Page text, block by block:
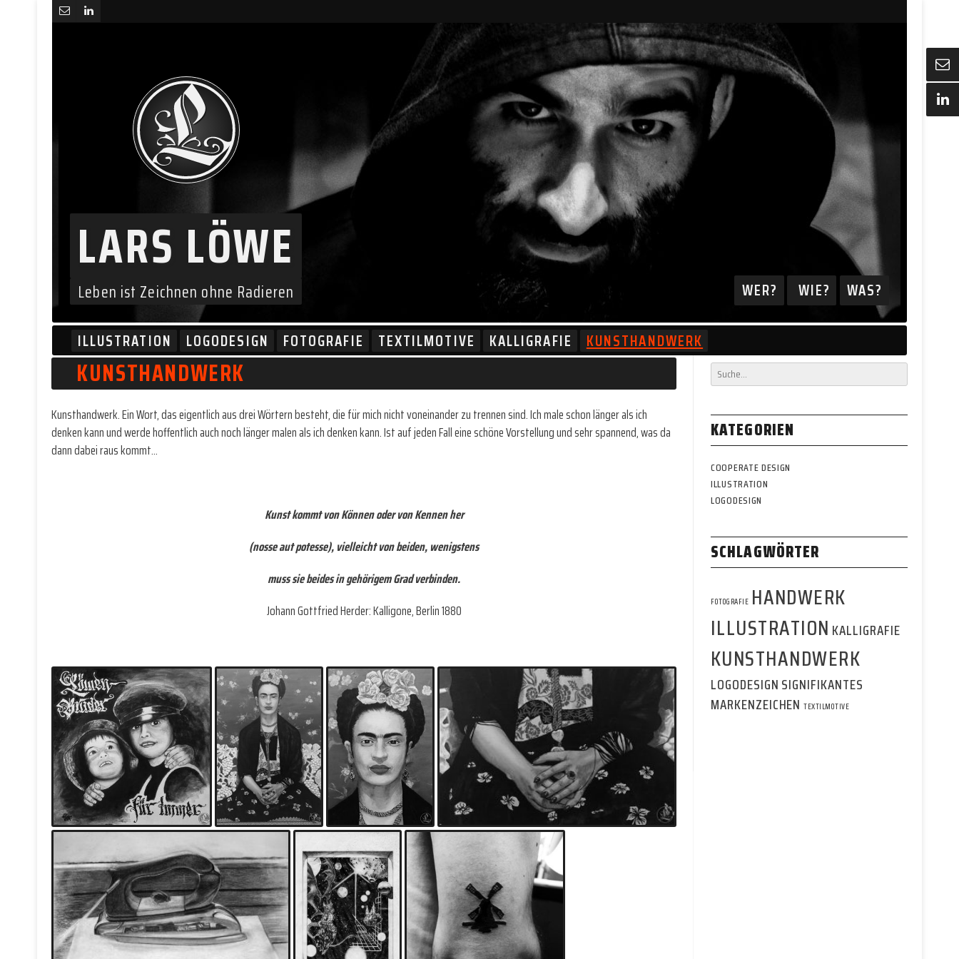
LARS LÖWE
Leben ist Zeichnen ohne Radieren WAS?
WIE?
WER?
ILLUSTRATION LOGODESIGN FOTOGRAFIE TEXTILMOTIVE KALLIGRAFIE KUNSTHANDWERK
KUNSTHANDWERK
Kunsthandwerk. Ein Wort, das eigentlich aus drei Wörtern besteht, die für mich nicht voneinander zu trennen sind. Ich male schon länger als ich
denken kann und werde hoffentlich auch noch länger malen als ich denken kann. Ist auf jeden Fall eine schöne Vorstellung und sehr spannend, was da
dann dabei raus kommt…
Kunst kommt von Können oder von Kennen her
(nosse aut potesse), vielleicht von beiden, wenigstens
muss sie beides in gehörigem Grad verbinden.
Johann Gottfried Herder: Kalligone, Berlin 1880
KATEGORIEN
COOPERATE DESIGN
ILLUSTRATION
LOGODESIGN
SCHLAGWÖRTER
FOTOGRAFIE HANDWERK
ILLUSTRATION KALLIGRAFIE
KUNSTHANDWERK
LOGODESIGN SIGNIFIKANTES
MARKENZEICHEN TEXTILMOTIVE